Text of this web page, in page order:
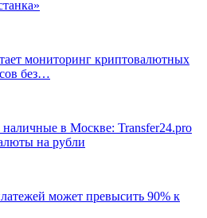
мониторинг криптовалютных
без…
в Москве: Transfer24.pro
на рубли
может превысить 90% к